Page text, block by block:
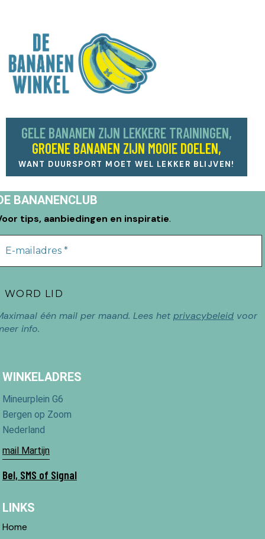
GELE BANANEN ZIJN LEKKERE TRAININGEN,
GROENE BANANEN ZIJN MOOIE DOELEN,
WANT DUURSPORT MOET WEL LEKKER BLIJVEN!
BANANENCLUB
tips, aanbiedingen en inspiratie.
één mail per maand. Lees het privacybeleid voor
info.
WINKELADRES
Mineurplein G6
Bergen op Zoom
Nederland
mail Martijn
Bel, SMS of Signal
LINKS
Home